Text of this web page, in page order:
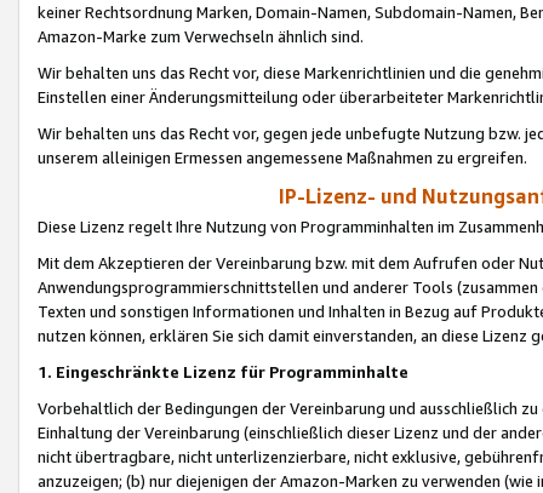
keiner Rechtsordnung Marken, Domain-Namen, Subdomain-Namen,
Amazon-Marke zum Verwechseln ähnlich sind.
Wir behalten uns das Recht vor, diese Markenrichtlinien und die
Einstellen einer Änderungsmitteilung oder überarbeiteter
Wir behalten uns das Recht vor, gegen jede unbefugte Nutzung bzw.
unserem alleinigen Ermessen angemessene Maßnahmen zu ergreifen.
IP-Lizenz- und
Diese Lizenz regelt Ihre Nutzung von Programminhalten im
Mit dem Akzeptieren der Vereinbarung bzw. mit dem Aufrufen oder
Anwendungsprogrammierschnittstellen und anderer Tools (zusammen
Texten und sonstigen Informationen und Inhalten in Bezug auf
nutzen können, erklären Sie sich damit einverstanden, an diese Lizenz
1. Eingeschränkte Lizenz für Programminhalte
Vorbehaltlich der Bedingungen der Vereinbarung und ausschließlich
Einhaltung der Vereinbarung (einschließlich dieser Lizenz und der
nicht übertragbare, nicht unterlizenzierbare, nicht exklusive,
anzuzeigen; (b) nur diejenigen der Amazon-Marken zu verwenden